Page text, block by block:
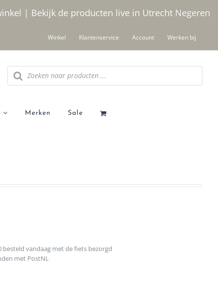
| Bekijk de producten live in Utrecht Negeren
Winkel Klantenservice Account Werken bij
Producten
zoeken
Merken Sale
vandaag met de fiets bezorgd
met PostNL